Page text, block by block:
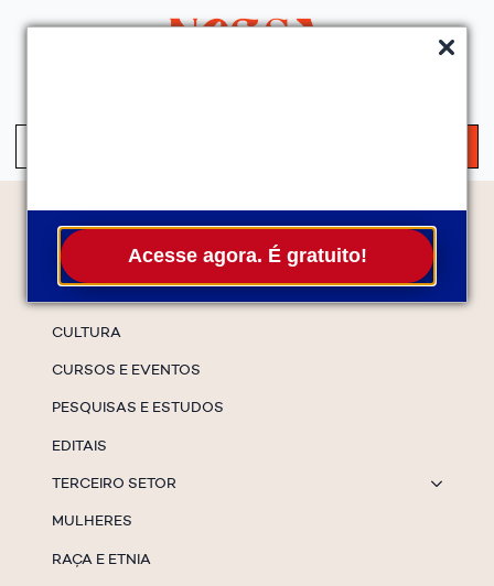
Acesse agora. É gratuito!
Temas
CULTURA
CURSOS E EVENTOS
PESQUISAS E ESTUDOS
EDITAIS
TERCEIRO SETOR
MULHERES
RAÇA E ETNIA